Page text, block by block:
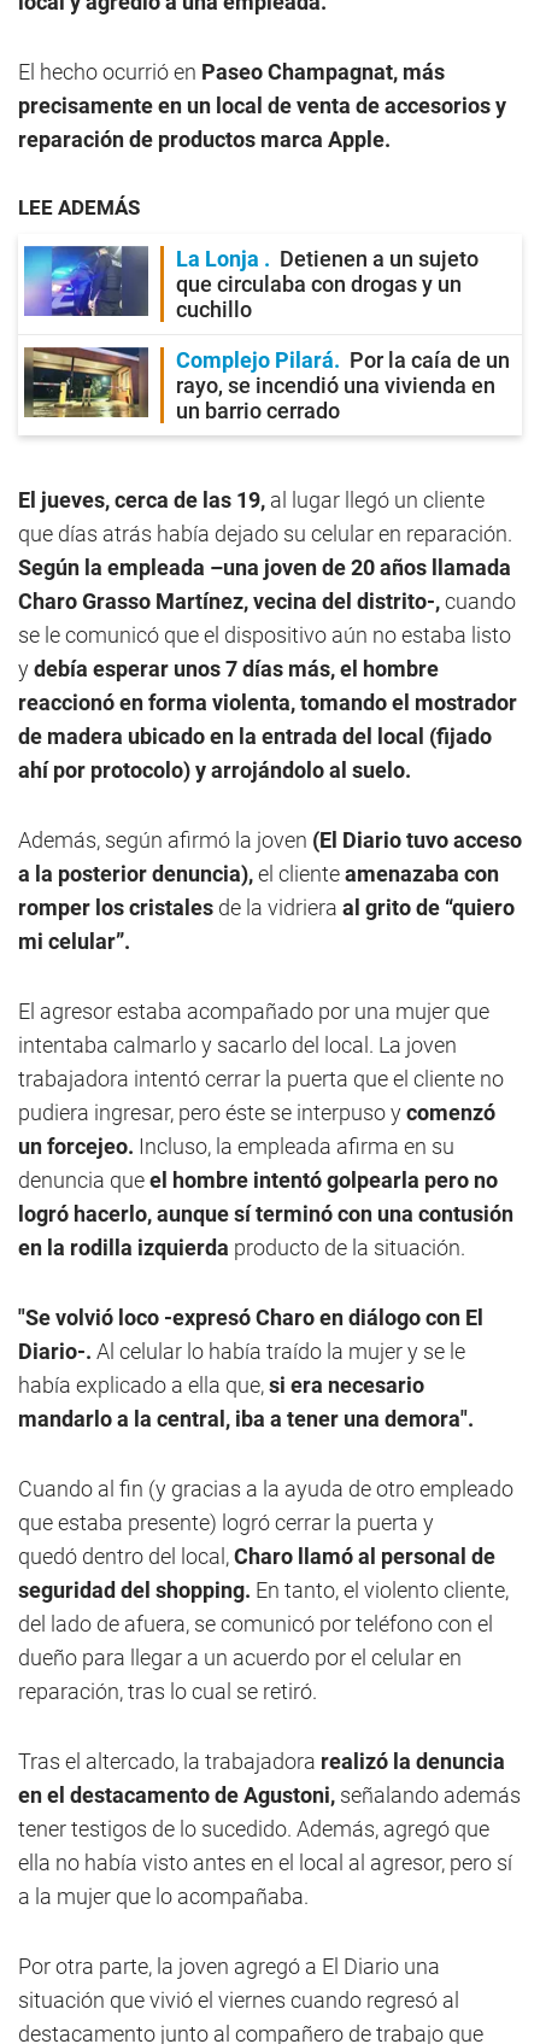
El hecho ocurrió en Paseo Champagnat, más
precisamente en un local de venta de accesorios y
reparación de productos marca Apple.
LEE ADEMÁS
La Lonja
Detienen a un sujeto
que circulaba con drogas y un
cuchillo
Complejo Pilará
Por la caía de un
rayo, se incendió una vivienda en
un barrio cerrado
El jueves, cerca de las 19, al lugar llegó un cliente
que días atrás había dejado su celular en reparación.
Según la empleada –una joven de 20 años llamada
Charo Grasso Martínez, vecina del distrito-,cuando
se le comunicó que el dispositivo aún no estaba listo
ydebía esperar unos 7 días más, el hombre
reaccionó en forma violenta, tomando el mostrador
de madera ubicado en la entrada del local (fijado
ahí por protocolo) y arrojándolo al suelo.
Además, según afirmó la joven (El Diario tuvo acceso
a la posterior denuncia),el clienteamenazaba con
romper los cristales de la vidriera al grito de “quiero
mi celular”.
El agresor estaba acompañado por una mujer que
intentaba calmarlo y sacarlo del local. La joven
trabajadora intentó cerrar la puerta que el cliente no
pudiera ingresar, pero éste se interpuso ycomenzó
un forcejeo. Incluso, la empleada afirma en su
denuncia queel hombre intentó golpearla pero no
logró hacerlo, aunque sí terminó con una contusión
en la rodilla izquierda producto de la situación.
"Se volvió loco -expresó Charo en diálogo con El
Diario-. Al celular lo había traído la mujer y se le
había explicado a ella que,si era necesario
mandarlo a la central, iba a tener una demora".
Cuando al fin (y gracias a la ayuda de otro empleado
que estaba presente) logró cerrar la puerta y
quedó dentro del local,Charo llamó al personal de
seguridad del shopping. En tanto, el violento cliente,
del lado de afuera, se comunicó por teléfono con el
dueño para llegar a un acuerdo por el celular en
reparación, tras lo cual se retiró.
Tras el altercado, la trabajadora realizó la denuncia
en el destacamento de Agustoni, señalando además
tener testigos de lo sucedido. Además, agregó que
ella no había visto antes en el local al agresor, pero sí
a la mujer que lo acompañaba.
Por otra parte, la joven agregó a El Diario una
situación que vivió el viernes cuando regresó al
destacamento junto al compañero de trabajo que